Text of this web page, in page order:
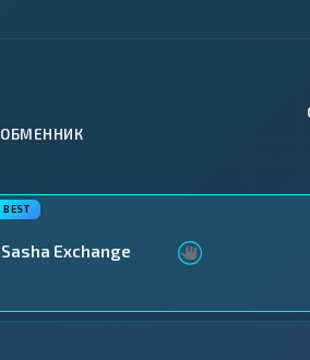
ОБМЕННИК
Sasha Exchange